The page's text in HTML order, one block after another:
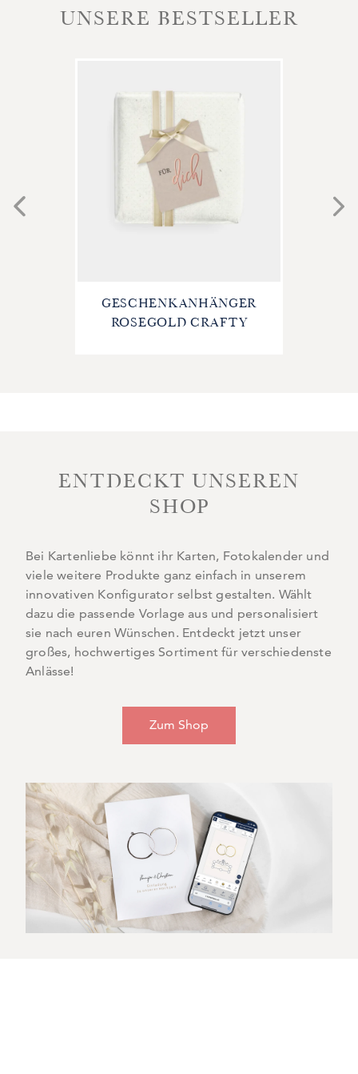
UNSERE BESTSELLER
GESCHENKANHÄNGER
ROSEGOLD CRAFTY
ENTDECKT UNSEREN
SHOP
Bei Kartenliebe könnt ihr Karten, Fotokalender und
viele weitere Produkte ganz einfach in unserem
innovativen Konfigurator selbst gestalten. Wählt
dazu die passende Vorlage aus und personalisiert
sie nach euren Wünschen. Entdeckt jetzt unser
großes, hochwertiges Sortiment für verschiedenste
Anlässe!
Zum Shop